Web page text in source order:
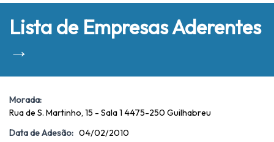
Lista de Empresas Aderentes
→
Morada:
Rua de S. Martinho, 15 - Sala 1 4475-250 Guilhabreu
Data de Adesão: 04/02/2010